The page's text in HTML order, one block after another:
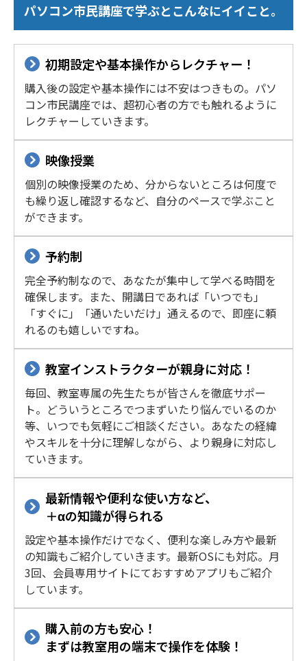
パソコン市民講座で学ぶとこんなにイイこと。
初期設定や基本操作からレクチャー！
購入後の設定や基本操作には不安はつきもの。パソ
コン市民講座では、超初心者の方でも触れるように
レクチャーしていきます。
映像授業
個別の映像授業のため、分からないところは何度で
も繰り返し確認するなど、自分のペースで学ぶこと
ができます。
予約制
完全予約制なので、あなたが集中して学べる時間を
確保します。また、開講日であれば「いつでも」
「すぐに」「通いたいだけ」通えるので、即座に頼
れるのも嬉しいですね。
教室インストラクターが親身に対応！
毎回、教室専属の先生たちが皆さんを徹底サポー
ト。どういうところでつまずいたり悩んでいるのか
等、いつでも気軽にご相談ください。あなたの経緯
やスキルを十分に理解しながら、より親身に対応し
ていきます。
最新情報や便利な使い方など、
＋αの知識が得られる
設定や基本操作だけでなく、便利な楽しみ方や最新
の知識もご紹介していきます。最新OSにも対応。月
3回、会員専用サイトにておすすめアプリもご紹介
しています。
購入前の方も安心！
まずは教室用の端末で操作を体験！